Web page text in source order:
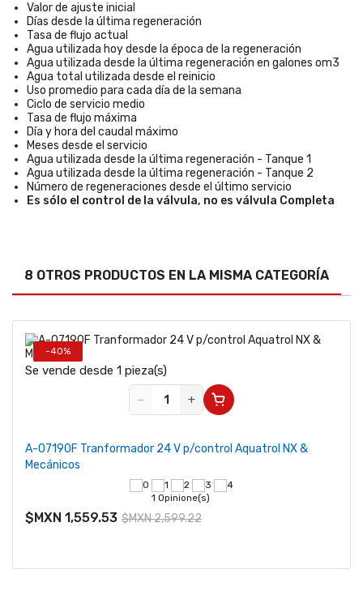
Valor de ajuste inicial
Días desde la última regeneración
Tasa de flujo actual
Agua utilizada hoy desde la época de la regeneración
Agua utilizada desde la última regeneración en galones om3
Agua total utilizada desde el reinicio
Uso promedio para cada día de la semana
Ciclo de servicio medio
Tasa de flujo máxima
Día y hora del caudal máximo
Meses desde el servicio
Agua utilizada desde la última regeneración - Tanque 1
Agua utilizada desde la última regeneración - Tanque 2
Número de regeneraciones desde el último servicio
Es sólo el control de la válvula, no es válvula Completa
8 OTROS PRODUCTOS EN LA MISMA CATEGORÍA
-40%
Se vende desde 1 pieza(s)
−
+
A-07190F Tranformador 24 V p/control Aquatrol NX &
Mecánicos
1 Opinione(s)
$MXN 1,559.53 $MXN 2,599.22